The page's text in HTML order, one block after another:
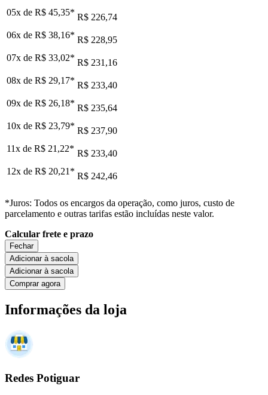
05x de R$ 45,35* R$ 226,74
06x de R$ 38,16* R$ 228,95
07x de R$ 33,02* R$ 231,16
08x de R$ 29,17* R$ 233,40
09x de R$ 26,18* R$ 235,64
10x de R$ 23,79* R$ 237,90
11x de R$ 21,22* R$ 233,40
12x de R$ 20,21 * R$ 242,46
*Juros: Todos os encargos da operação, como juros, custo de
parcelamento e outras tarifas estão incluídas neste valor.
Calcular frete e prazo
Fechar
Adicionar à sacola
Adicionar à sacola
Comprar agora
Informações da loja
Redes Potiguar